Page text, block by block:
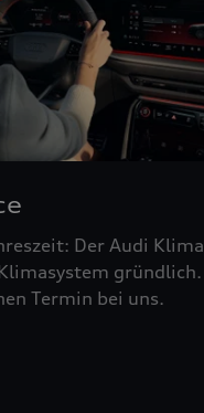
Der Audi Klima
gründlich.
Termin bei uns.